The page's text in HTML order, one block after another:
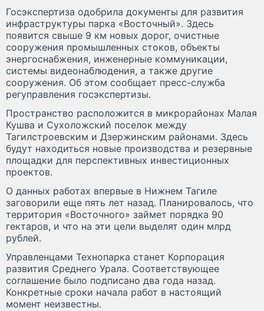
Госэкспертиза одобрила документы для развития
инфраструктуры парка «Восточный». Здесь
появится свыше 9 км новых дорог, очистные
сооружения промышленных стоков, объекты
энергоснабжения, инженерные коммуникации,
системы видеонаблюдения, а также другие
сооружения. Об этом сообщает пресс-служба
регуправления госэкспертизы.
Пространство расположится в микрорайонах Малая
Кушва и Сухоложский поселок между
Тагилстроевским и Дзержинским районами. Здесь
будут находиться новые производства и резервные
площадки для перспективных инвестиционных
проектов.
О данных работах впервые в Нижнем Тагиле
заговорили еще пять лет назад. Планировалось, что
территория «Восточного» займет порядка 90
гектаров, и что на эти цели выделят один млрд
рублей.
Управленцами Технопарка станет Корпорация
развития Среднего Урала. Соответствующее
соглашение было подписано два года назад.
Конкретные сроки начала работ в настоящий
момент неизвестны.